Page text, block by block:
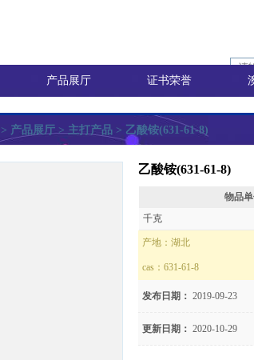
产品展厅 证书荣誉
> 产品展厅 >主打产品 > 乙酸铵(631-61-8)
乙酸铵(631-61-8)
物品
千克
产地：湖北
cas：631-61-8
发布日期： 2019-09-23
更新日期： 2020-10-29